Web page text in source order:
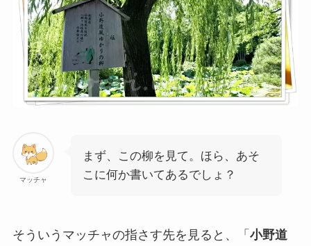
マッチャ
まず、この柳を見て。ほら、あそ
こに何か書いてあるでしょ？
そういうマッチャの指さす先を見ると、「 小野道